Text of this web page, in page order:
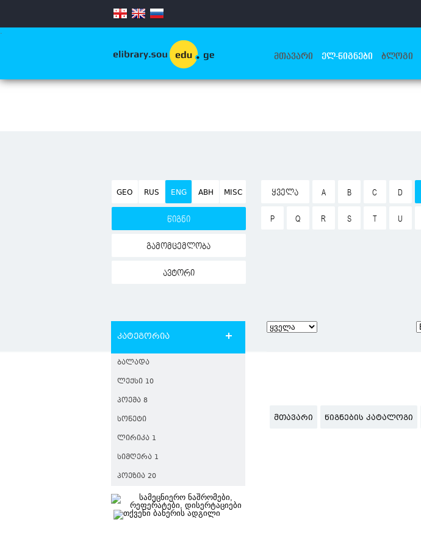
.
ᲛᲗᲐᲕᲐᲠᲘ ᲔᲚ-ᲬᲘᲒᲜᲔᲑᲘ ᲑᲚᲝᲒᲘ
GEO RUS ENG ABH MISC
წიგნი
გამომცემლობა
ავტორი
ᲧᲕᲔᲚᲐ A B C D
P Q R S T U
კატეგორია
ᲑᲐᲚᲐᲓᲐ
ᲚᲔᲥᲡᲘ 10
ᲞᲝᲔᲛᲐ 8
ᲡᲝᲜᲔᲢᲘ
ᲚᲘᲠᲘᲙᲐ 1
ᲡᲘᲛᲦᲔᲠᲐ 1
ᲞᲝᲔᲖᲘᲐ 20
ᲛᲗᲐᲕᲐᲠᲘ ᲬᲘᲒᲜᲔᲑᲘᲡ ᲙᲐᲢᲐᲚᲝᲒᲘ